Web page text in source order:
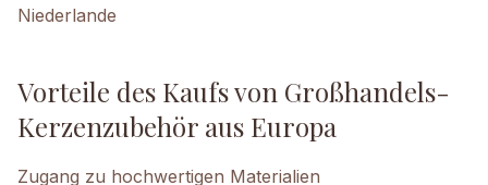
Niederlande
Vorteile des Kaufs von Großhandels-
Kerzenzubehör aus Europa
Zugang zu hochwertigen Materialien